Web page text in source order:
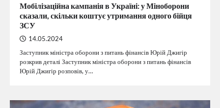
Мобілізаційна кампанія в Україні: у Міноборони
сказали, скільки коштує утримання одного бійця
ЗСУ
14.05.2024
Заступник міністра оборони з питань фінансів Юрій Джигір
розкрив деталі Заступник міністра оборони з питань фінансів
Юрій Джигір розповів, у…